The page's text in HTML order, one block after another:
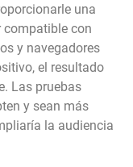
una
compatible con
y navegadores
el resultado
Las pruebas
y sean más
la audiencia